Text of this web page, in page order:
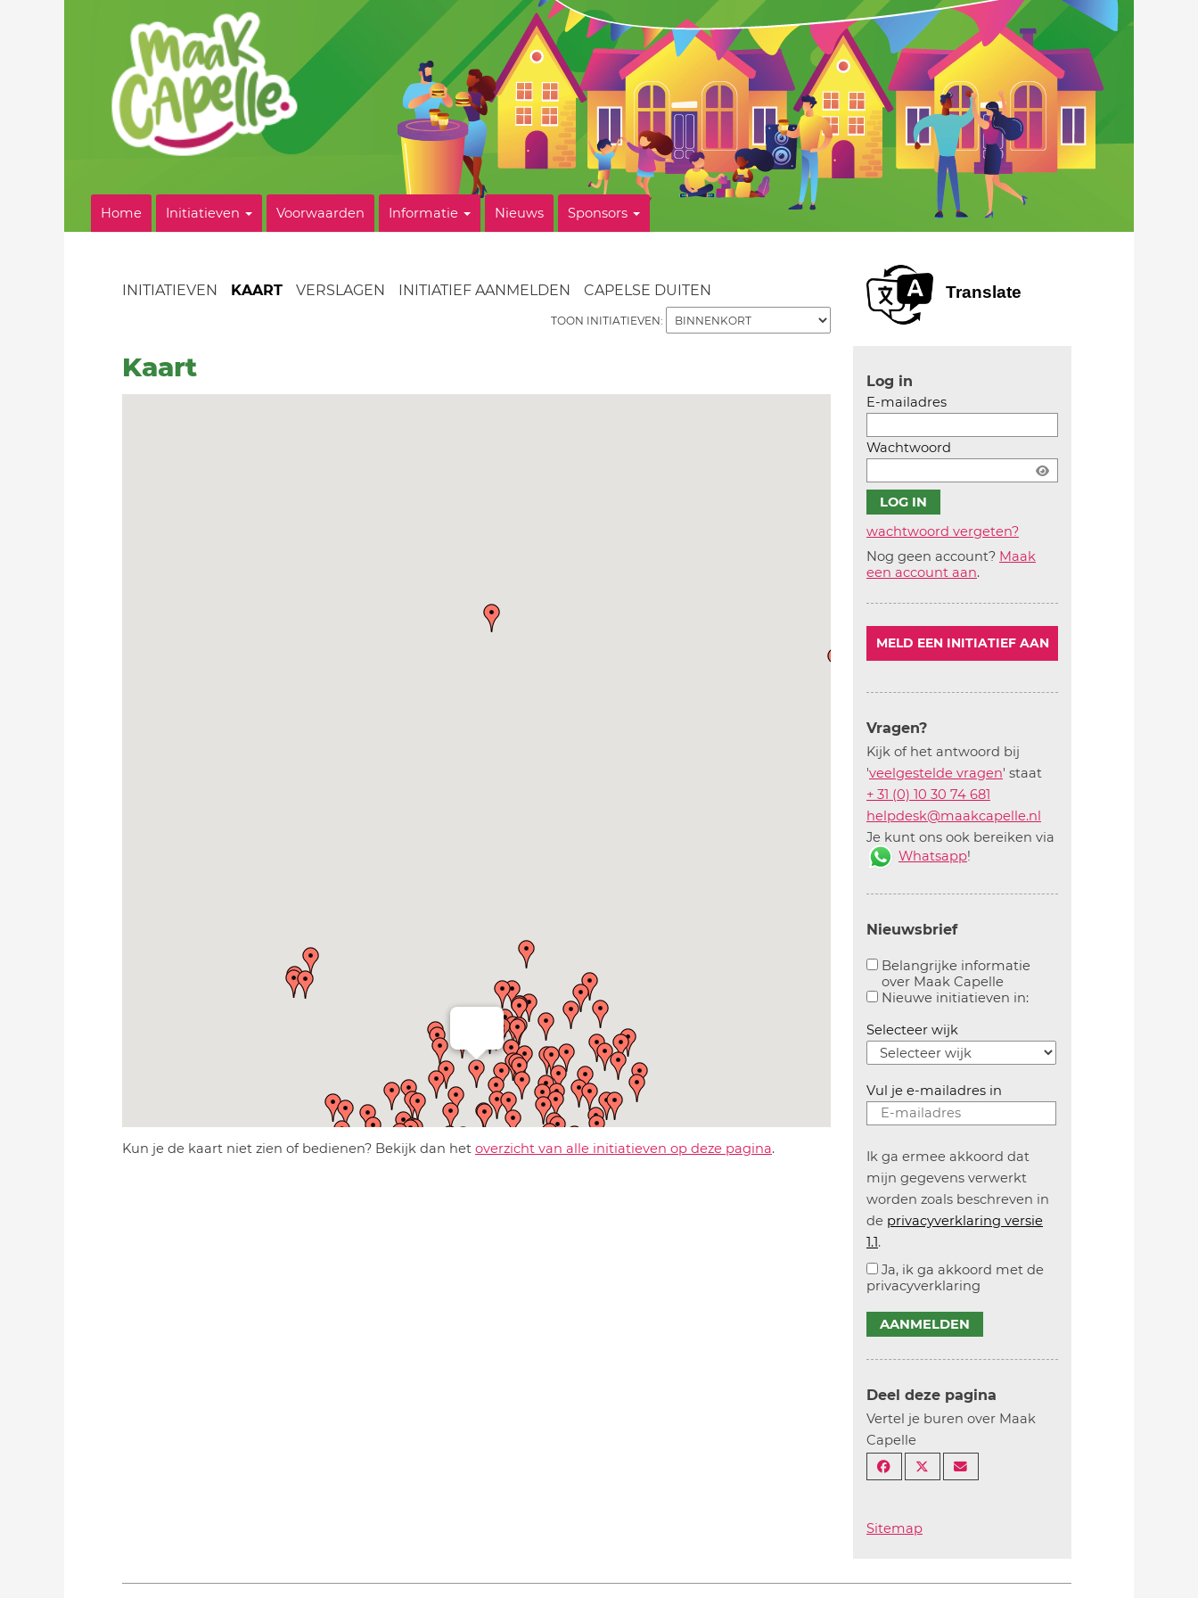
Home Initiatieven Voorwaarden Informatie Nieuws Sponsors
INITIATIEVEN KAART VERSLAGEN INITIATIEF AANMELDEN CAPELSE DUITEN
TOON INITIATIEVEN:
Kaart
Kun je de kaart niet zien of bedienen? Bekijk dan het overzicht van alle initiatieven op deze pagina.
Translate
Log in
E-mailadres
Wachtwoord
wachtwoord vergeten?
Nog geen account? Maak
een account aan.
MELD EEN INITIATIEF AAN
Vragen?
Kijk of het antwoord bij
'veelgestelde vragen' staat
+ 31 (0) 10 30 74 681
helpdesk@maakcapelle.nl
Je kunt ons ook bereiken via
Whatsapp!
Nieuwsbrief
Belangrijke informatie
over Maak Capelle
Aanvinken om belangrijke informatie over
Nieuwe initiatieven in:Aanvinken om
Selecteer wijk
Vul je e-mailadres in
Ik ga ermee akkoord dat
mijn gegevens verwerkt
worden zoals beschreven in
de privacyverklaring versie
1.1.
Ja, ik ga akkoord met de
privacyverklaring
AANMELDEN
Deel deze pagina
Vertel je buren over Maak
Capelle
Sitemap